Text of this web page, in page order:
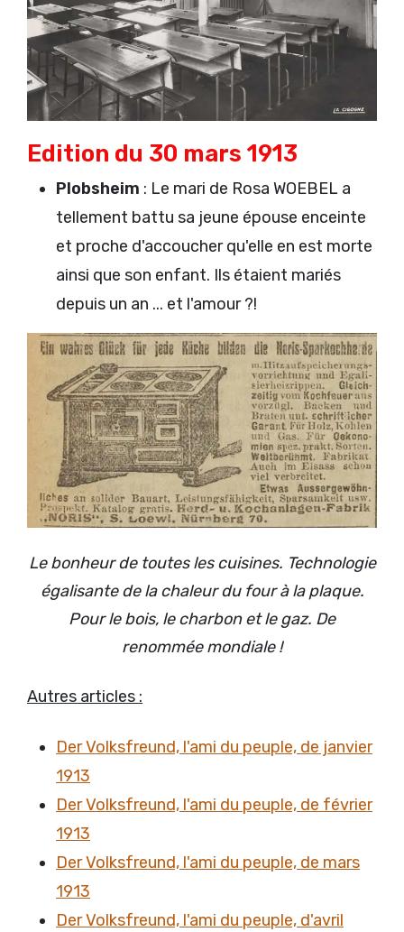
Edition du 30 mars 1913
Plobsheim : Le mari de Rosa WOEBEL a
tellement battu sa jeune épouse enceinte
et proche d'accoucher qu'elle en est morte
ainsi que son enfant. Ils étaient mariés
depuis un an ... et l'amour ?!
Le bonheur de toutes les cuisines. Technologie
égalisante de la chaleur du four à la plaque.
Pour le bois, le charbon et le gaz. De
renommée mondiale !
Autres articles :
Der Volksfreund, l'ami du peuple, de janvier
1913
Der Volksfreund, l'ami du peuple, de février
1913
Der Volksfreund, l'ami du peuple, de mars
1913
Der Volksfreund, l'ami du peuple, d'avril